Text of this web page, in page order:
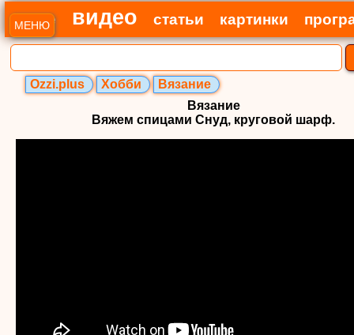
МЕНЮ
все видео статьи картинки
Ozzi.plus Хобби
Вязание
Вязание
Вяжем спицами Снуд, круговой шарф.